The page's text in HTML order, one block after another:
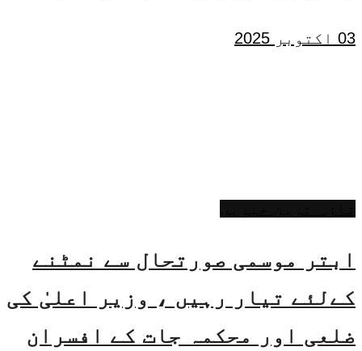
03 اکتوبر 2025
ابتر موسمی صورتحال سے نمٹنے
کےلئے تیار رہیں ، وزیر اعلیٰ کی
ضلعی اور محکمہ جات کے افسران